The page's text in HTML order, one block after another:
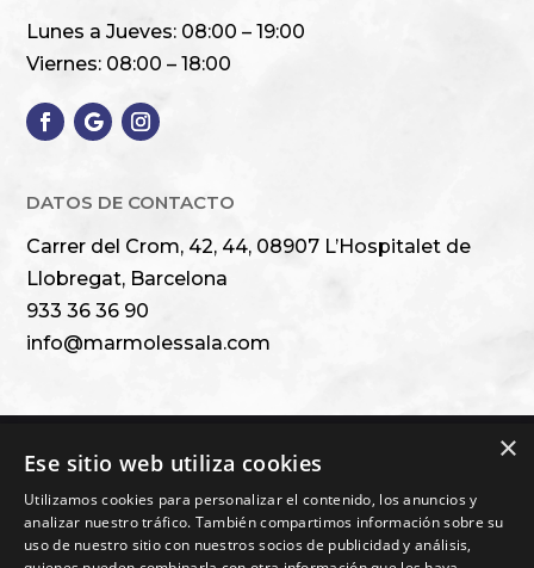
Lunes a Jueves: 08:00 – 19:00
Viernes: 08:00 – 18:00
DATOS DE CONTACTO
Carrer del Crom, 42, 44, 08907 L’Hospitalet de
Llobregat, Barcelona
933 36 36 90
info@marmolessala.com
Financiado por la Unión Europea – NextGenerationEU ×
Ese sitio web utiliza cookies
Utilizamos cookies para personalizar el contenido, los anuncios y
analizar nuestro tráfico. También compartimos información sobre su
uso de nuestro sitio con nuestros socios de publicidad y análisis,